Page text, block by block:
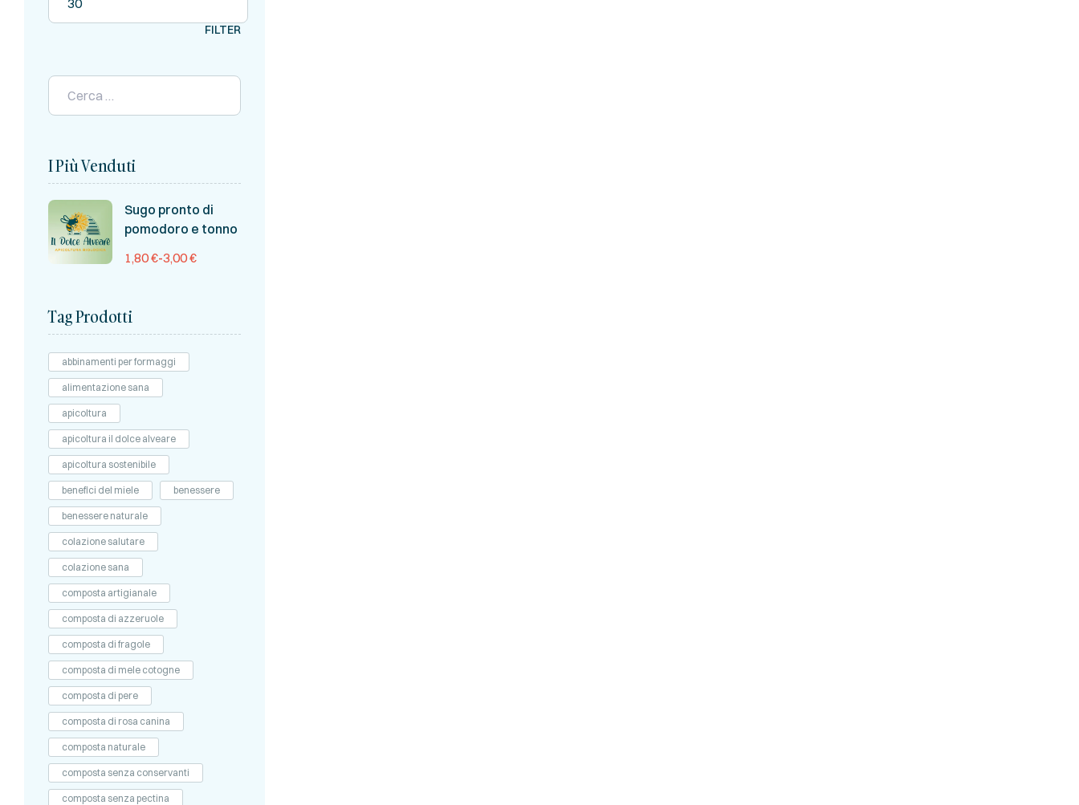
FILTER
I Più Venduti
Sugo pronto di
pomodoro e tonno
1,80€-3,00€
Tag Prodotti
abbinamenti per formaggi
alimentazione sana
apicoltura
apicoltura il dolce alveare
apicoltura sostenibile
benefici del miele benessere
benessere naturale
colazione salutare
colazione sana
composta artigianale
composta di azzeruole
composta di fragole
composta di mele cotogne
composta di pere
composta di rosa canina
composta naturale
composta senza conservanti
composta senza pectina